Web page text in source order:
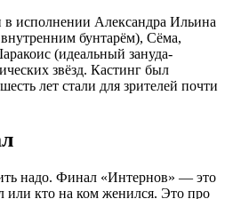
исполнении Александра Ильина
бунтарём), Сёма,
(идеальный зануда-
звёзд. Кастинг был
лет стали для зрителей почти
надо. Финал «Интернов» — это
или кто на ком женился. Это про